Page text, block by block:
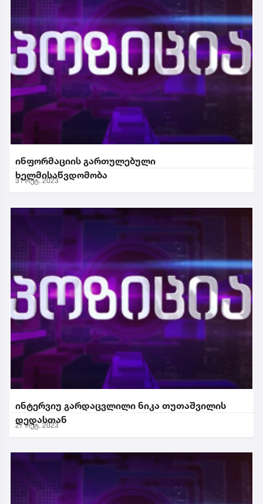
ინფორმაციის გართულებული
ხელმისაწვდომობა
31 ოქტ. 2023
ინტერვიუ გარდაცვლილი ნიკა თუთაშვილის
დედასთან
27 ოქტ. 2023